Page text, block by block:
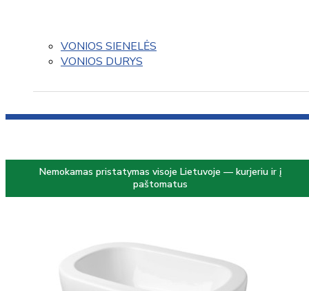
VONIOS SIENELĖS
VONIOS DURYS
Nemokamas pristatymas visoje Lietuvoje — kurjeriu ir į
paštomatus